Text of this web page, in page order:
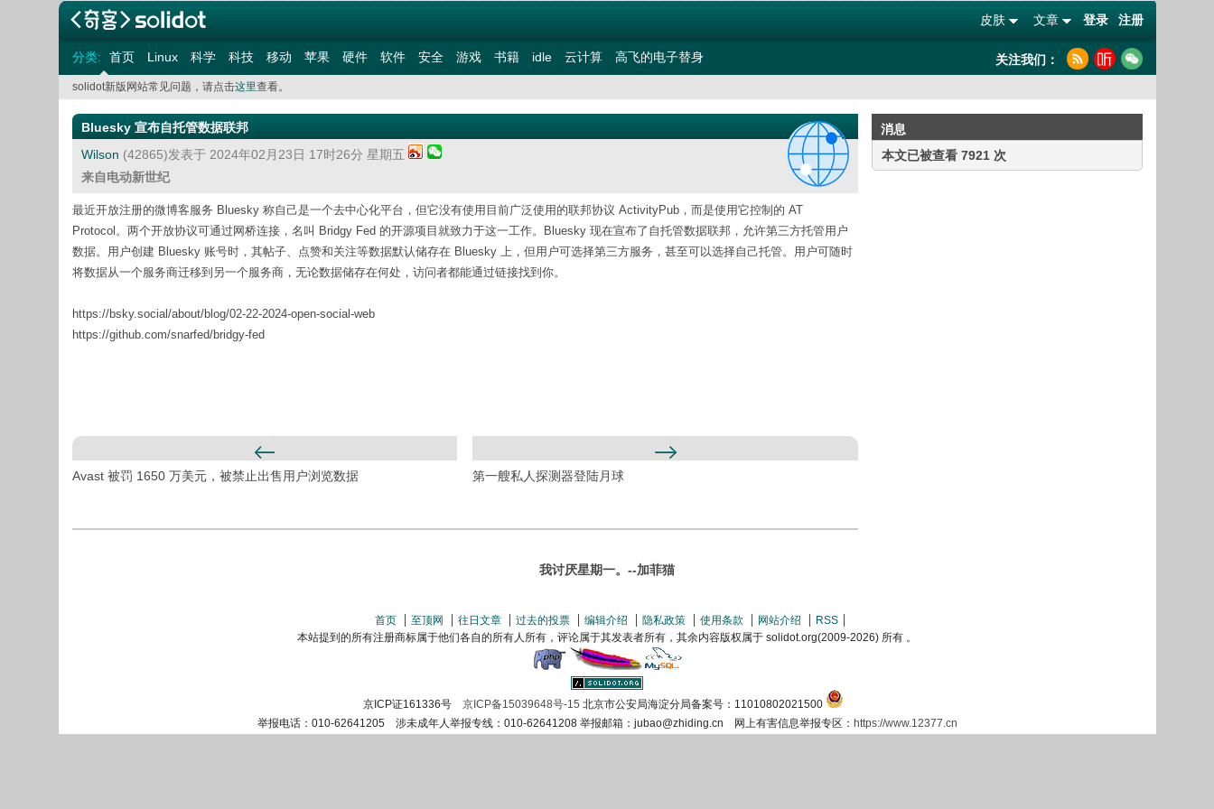
登录 注册
文章
皮肤
分类: 首页 Linux 科学 科技 移动 苹果 硬件 软件 安全 游戏 书籍 idle 云计算 高飞的电子替身 关注我们：
solidot新版网站常见问题，请点击这里查看。
消息
本文已被查看 7921 次
Bluesky 宣布自托管数据联邦
Wilson (42865)发表于 2024年02月23日 17时26分 星期五
来自电动新世纪
最近开放注册的微博客服务 Bluesky 称自己是一个去中心化平台，但它没有使用目前广泛使用的联邦协议 ActivityPub，而是使用它控制的 AT
Protocol。两个开放协议可通过网桥连接，名叫 Bridgy Fed 的开源项目就致力于这一工作。Bluesky 现在宣布了自托管数据联邦，允许第三方托管用户
数据。用户创建 Bluesky 账号时，其帖子、点赞和关注等数据默认储存在 Bluesky 上，但用户可选择第三方服务，甚至可以选择自己托管。用户可随时
将数据从一个服务商迁移到另一个服务商，无论数据储存在何处，访问者都能通过链接找到你。
https://bsky.social/about/blog/02-22-2024-open-social-web
https://github.com/snarfed/bridgy-fed
Avast 被罚 1650 万美元，被禁止出售用户浏览数据 第一艘私人探测器登陆月球
我讨厌星期一。--加菲猫
首页 至顶网 往日文章 过去的投票 编辑介绍 隐私政策 使用条款 网站介绍
RSS
本站提到的所有注册商标属于他们各自的所有人所有，评论属于其发表者所有，其余内容版权属于 solidot.org(2009-2026) 所有 。
京ICP证161336号 京ICP备15039648号-15 北京市公安局海淀分局备案号：11010802021500
举报电话：010-62641205 涉未成年人举报专线：010-62641208 举报邮箱：jubao@zhiding.cn 网上有害信息举报专区： https://www.12377.cn